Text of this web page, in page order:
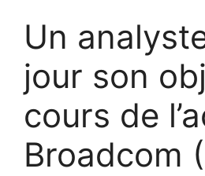
Un
jour son
cours de
Broadcom